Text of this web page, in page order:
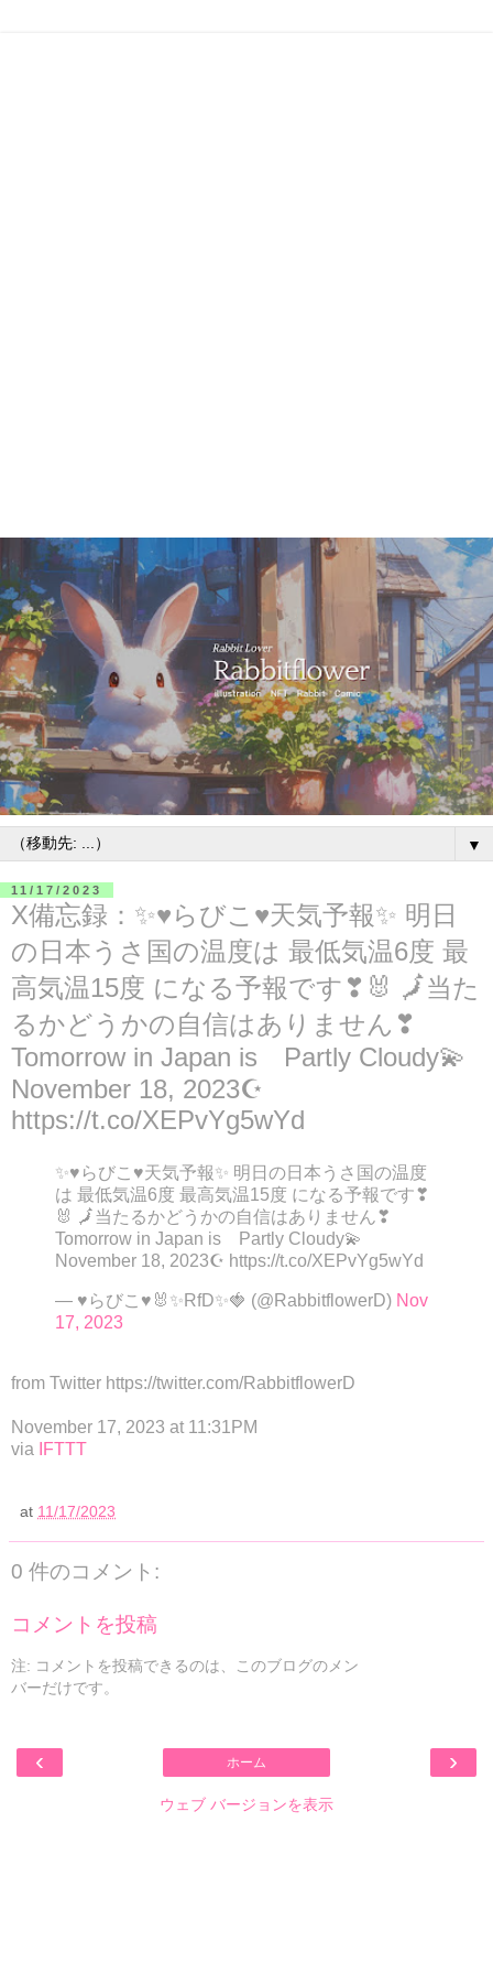
▼
11/17/2023
X備忘録：✨♥らびこ♥天気予報✨ 明日
の日本うさ国の温度は 最低気温6度 最
高気温15度 になる予報です❣🐰 🗾当た
るかどうかの自信はありません❣
Tomorrow in Japan is Partly Cloudy💫
November 18, 2023☪
https://t.co/XEPvYg5wYd
✨♥らびこ♥天気予報✨ 明日の日本うさ国の温度
は 最低気温6度 最高気温15度 になる予報です❣
🐰 🗾当たるかどうかの自信はありません❣
Tomorrow in Japan is Partly Cloudy💫
November 18, 2023☪ https://t.co/XEPvYg5wYd
— ♥らびこ♥🐰✨RfD✨🍓 (@RabbitflowerD) Nov
17, 2023
from Twitter https://twitter.com/RabbitflowerD
November 17, 2023 at 11:31PM
via IFTTT
at 11/17/2023
0 件のコメント:
コメントを投稿
注: コメントを投稿できるのは、このブログのメン
バーだけです。
‹ ›
ホーム
ウェブ バージョンを表示